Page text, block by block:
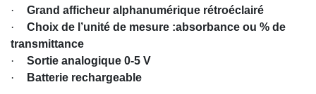
·
Grand afficheur alphanumérique rétroéclairé
·
Choix de l’unité de mesure :absorbance ou % de
transmittance
·
Sortie analogique 0-5 V
·
Batterie rechargeable